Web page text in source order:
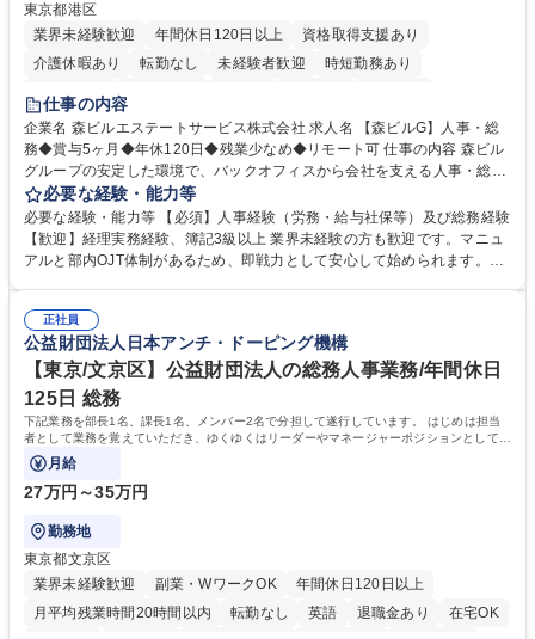
東京都港区
業界未経験歓迎
年間休日120日以上
資格取得支援あり
介護休暇あり
転勤なし 未経験者歓迎
時短勤務あり
経験者歓迎
完全週休2日制
交通費支給 長期歓迎 駅近5分以内 土日祝休み
仕事の内容
企業名 森ビルエステートサービス株式会社 求人名 【森ビルG】人事・総
務◆賞与5ヶ月◆年休120日◆残業少なめ◆リモート可 仕事の内容 森ビル
グループの安定した環境で、バックオフィスから会社を支える人事・総務
をお任せします。 労務と総務の業務をバランスよく担当し、ゆくゆくは制
度改定などのコア業務にも挑戦できる、やりがいある環境です。 ■勤怠管
理、給与計算、社会保険手続き、年末調整等の労務管理全般 ■入退社手続
き、社内規定の改定や人事制度改定などのコア業務 ■社内イベントの企画
でも質問・相談できる環境が整っているため、安心して成長できます。 募
集職種 【森ビルG】人事・総務◆賞与5ヶ月◆年休120日◆残業少なめ◆
リモート可
必要な経験・能力等
必要な経験・能力等 【必須】人事経験（労務・給与社保等）及び総務経験
【歓迎】経理実務経験、簿記3級以上 業界未経験の方も歓迎です。マニュ
アルと部内OJT体制があるため、即戦力として安心して始められます。
務に挑戦できるため、自身の成長と組織への貢献度をダイレクトに実感で
きます。 残業少なめ、週1日リモート可など、ワークライフバランスを保
ち長期活躍できる環境です。 「これまでの幅広い経験を活かし、長期的な
キャリアを築きたい」という前向きな意欲と挑戦を全力で応援します。 学
歴・資格 学歴：大学院 大学 高専 短大 専修学校 高校 語学力： 資格：日商
簿記検定1級 日商簿記検定2級 日商簿記検定3級
正社員
公益財団法人日本アンチ・ドーピング機構
【東京/文京区】公益財団法人の総務人事業務/年間休日
125日 総務
下記業務を部長1名、課長1名、メンバー2名で分担して遂行しています。 はじめは担当
者として業務を覚えていただき、ゆくゆくはリーダーやマネージャーポジションとして活
躍いただくことを期待しています。
月給
27万円～35万円
勤務地
東京都文京区
業界未経験歓迎
副業・WワークOK
年間休日120日以上
月平均残業時間20時間以内
転勤なし 英語 退職金あり
在宅OK